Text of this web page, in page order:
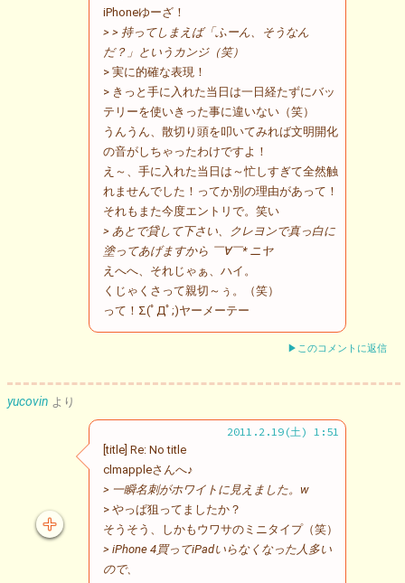
iPhoneゆーざ！
> > 持ってしまえば「ふーん、そうなん
だ？」というカンジ（笑）
> 実に的確な表現！
> きっと手に入れた当日は一日経たずにバッ
テリーを使いきった事に違いない（笑）
うんうん、散切り頭を叩いてみれば文明開化
の音がしちゃったわけですよ！
え～、手に入れた当日は～忙しすぎて全然触
れませんでした！ってか別の理由があって！
それもまた今度エントリで。笑い
> あとで貸して下さい、クレヨンで真っ白に
塗ってあげますから ￣∀￣* ニヤ
えへへ、それじゃぁ、ハイ。
くじゃくさって親切～ぅ。（笑）
って！Σ(ﾟДﾟ;)ヤーメーテー
▶このコメントに返信
yucovin より
2011.2.19(土) 1:51
[title] Re: No title
clmappleさんへ♪
> 一瞬名刺がホワイトに見えました。w
> やっぱ狙ってましたか？
そうそう、しかもウワサのミニタイプ（笑）
> iPhone 4買ってiPadいらなくなった人多い
ので、